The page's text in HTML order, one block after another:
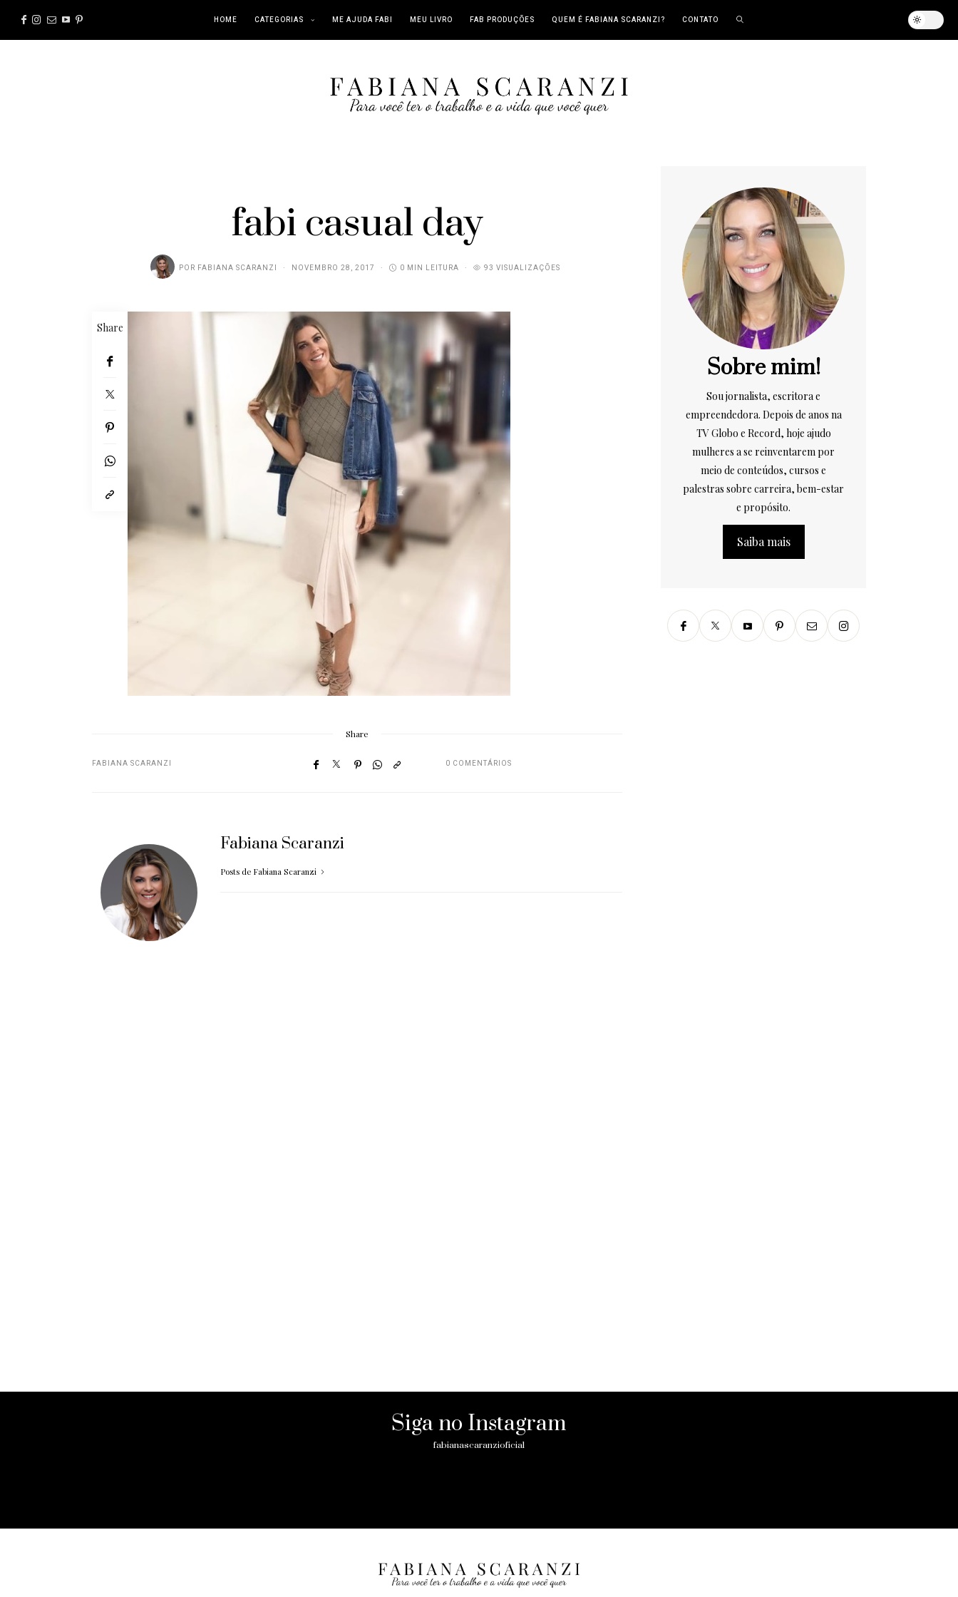
HOME CATEGORIAS ME AJUDA FABI MEU LIVRO FAB PRODUÇÕES QUEM É FABIANA SCARANZI? CONTATO
fabi casual day
POR FABIANA SCARANZI NOVEMBRO 28, 2017 0 MIN LEITURA 93 VISUALIZAÇÕES
Share
Share
FABIANA SCARANZI 0 COMENTÁRIOS
Fabiana Scaranzi
Posts de Fabiana Scaranzi
Sobre mim!
Sou jornalista, escritora e
empreendedora. Depois de anos na
TV Globo e Record, hoje ajudo
mulheres a se reinventarem por
meio de conteúdos, cursos e
palestras sobre carreira, bem-estar
e propósito.
Saiba mais
Siga no Instagram
fabianascaranzioficial